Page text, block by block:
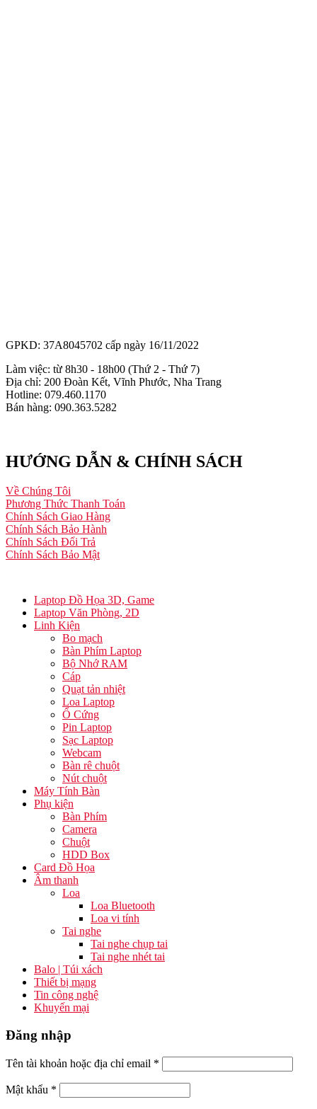
GPKD: 37A8045702 cấp ngày 16/11/2022
Làm việc: từ 8h30 - 18h00 (Thứ 2 - Thứ 7)
Địa chỉ: 200 Đoàn Kết, Vĩnh Phước, Nha Trang
Hotline: 079.460.1170
Bán hàng: 090.363.5282
HƯỚNG DẪN & CHÍNH SÁCH
Về Chúng Tôi
Phương Thức Thanh Toán
Chính Sách Giao Hàng
Chính Sách Bảo Hành
Chính Sách Đổi Trả
Chính Sách Bảo Mật
Laptop Đồ Họa 3D, Game
Laptop Văn Phòng, 2D
Linh Kiện
Bo mạch
Bàn Phím Laptop
Bộ Nhớ RAM
Cáp
Quạt tản nhiệt
Loa Laptop
Ổ Cứng
Pin Laptop
Sạc Laptop
Webcam
Bàn rê chuột
Nút chuột
Máy Tính Bàn
Phụ kiện
Bàn Phím
Camera
Chuột
HDD Box
Card Đồ Họa
Âm thanh
Loa
Loa Bluetooth
Loa vi tính
Tai nghe
Tai nghe chụp tai
Tai nghe nhét tai
Balo | Túi xách
Thiết bị mạng
Tin công nghệ
Khuyến mại
Đăng nhập
Tên tài khoản hoặc địa chỉ email *
Mật khẩu *